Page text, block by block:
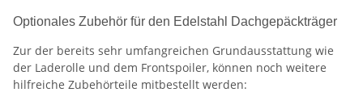
Optionales Zubehör für den Edelstahl Dachgepäckträger
Zur der bereits sehr umfangreichen Grundausstattung wie
der Laderolle und dem Frontspoiler, können noch weitere
hilfreiche Zubehörteile mitbestellt werden: